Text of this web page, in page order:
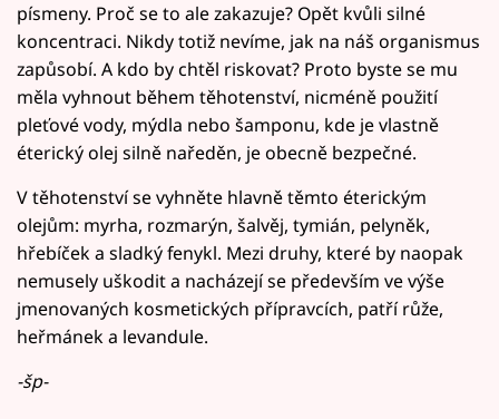
písmeny. Proč se to ale zakazuje? Opět kvůli silné
koncentraci. Nikdy totiž nevíme, jak na náš organismus
zapůsobí. A kdo by chtěl riskovat? Proto byste se mu
měla vyhnout během těhotenství, nicméně použití
pleťové vody, mýdla nebo šamponu, kde je vlastně
éterický olej silně naředěn, je obecně bezpečné.
V těhotenství se vyhněte hlavně těmto éterickým
olejům: myrha, rozmarýn, šalvěj, tymián, pelyněk,
hřebíček a sladký fenykl. Mezi druhy, které by naopak
nemusely uškodit a nacházejí se především ve výše
jmenovaných kosmetických přípravcích, patří růže,
heřmánek a levandule.
-šp-